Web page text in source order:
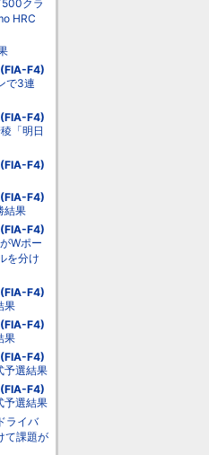
クラ
HRC
F4)
で3連
F4)
「明日
F4)
F4)
結果
F4)
Wポー
を分け
F4)
果
F4)
果
F4)
予選結果
F4)
予選結果
ライバ
て課題が